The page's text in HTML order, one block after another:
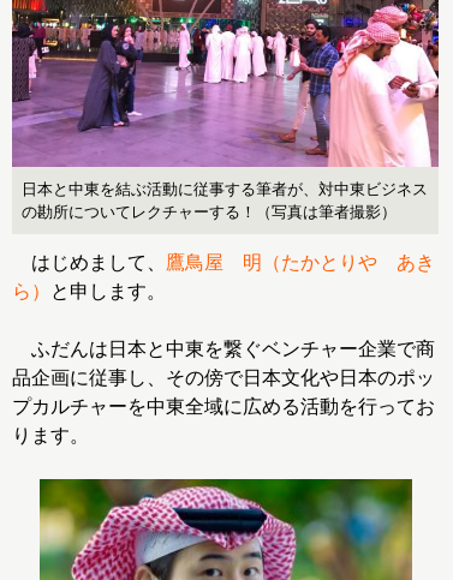
日本と中東を結ぶ活動に従事する筆者が、対中東ビジネス
の勘所についてレクチャーする！（写真は筆者撮影）
はじめまして、 鷹鳥屋 明（たかとりや あき
ら）
と申します。
ふだんは日本と中東を繋ぐベンチャー企業で商
品企画に従事し、その傍で日本文化や日本のポッ
プカルチャーを中東全域に広める活動を行ってお
ります。